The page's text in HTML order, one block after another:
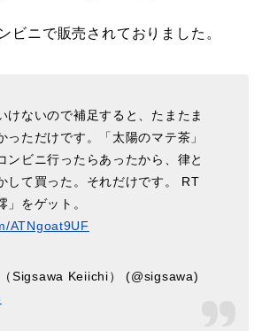
ビニで販売されておりました。
けないので補足すると、たまたま
っただけです。「太陽のマテ茶」
ンビニ行ったらあったから、律と
して買った。それだけです。 RT
」をゲット。
ATNgoat9UF
Sigsawa Keiichi） (@sigsawa)